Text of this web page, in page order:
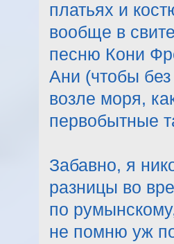
платьях и
вообще в
песню Кони
Ани (чтобы
возле моря,
первобытные
Забавно, я
разницы во
по
не помню уж